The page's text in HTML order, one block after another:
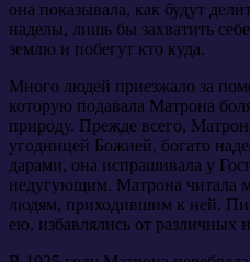
она показывала, как будут
наделы, лишь бы захватить
землю и побегут кто куда.
Много людей приезжало за
которую подавала Матрона
природу. Прежде всего,
угодницей Божией, богато
дарами, она испрашивала у
недугующим. Матрона читала
людям, приходившим к ней.
ею, избавлялись от различных